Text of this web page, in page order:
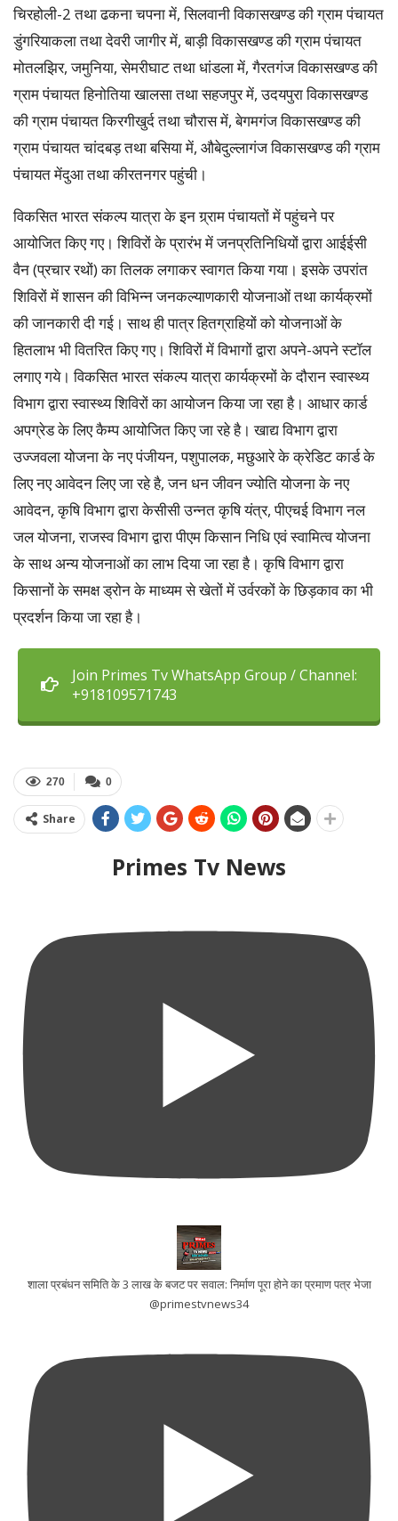
चिरहोली-2 तथा ढकना चपना में, सिलवानी विकासखण्ड की ग्राम पंचायत
डुंगरियाकला तथा देवरी जागीर में, बाड़ी विकासखण्ड की ग्राम पंचायत
मोतलझिर, जमुनिया, सेमरीघाट तथा धांडला में, गैरतगंज विकासखण्ड की
ग्राम पंचायत हिनोतिया खालसा तथा सहजपुर में, उदयपुरा विकासखण्ड
की ग्राम पंचायत किरगीखुर्द तथा चौरास में, बेगमगंज विकासखण्ड की
ग्राम पंचायत चांदबड़ तथा बसिया में, औबेदुल्लागंज विकासखण्ड की ग्राम
पंचायत मेंदुआ तथा कीरतनगर पहुंची।
विकसित भारत संकल्प यात्रा के इन ग्र्राम पंचायतों में पहुंचने पर
आयोजित किए गए। शिविरों के प्रारंभ में जनप्रतिनिधियों द्वारा आईईसी
वैन (प्रचार रथों) का तिलक लगाकर स्वागत किया गया। इसके उपरांत
शिविरों में शासन की विभिन्न जनकल्याणकारी योजनाओं तथा कार्यक्रमों
की जानकारी दी गई। साथ ही पात्र हितग्राहियों को योजनाओं के
हितलाभ भी वितरित किए गए। शिविरों में विभागों द्वारा अपने-अपने स्टॉल
लगाए गये। विकसित भारत संकल्प यात्रा कार्यक्रमों के दौरान स्वास्थ्य
विभाग द्वारा स्वास्थ्य शिविरों का आयोजन किया जा रहा है। आधार कार्ड
अपग्रेड के लिए कैम्प आयोजित किए जा रहे है। खाद्य विभाग द्वारा
उज्जवला योजना के नए पंजीयन, पशुपालक, मछुआरे के क्रेडिट कार्ड के
लिए नए आवेदन लिए जा रहे है, जन धन जीवन ज्योति योजना के नए
आवेदन, कृषि विभाग द्वारा केसीसी उन्नत कृषि यंत्र, पीएचई विभाग नल
जल योजना, राजस्व विभाग द्वारा पीएम किसान निधि एवं स्वामित्व योजना
के साथ अन्य योजनाओं का लाभ दिया जा रहा है। कृषि विभाग द्वारा
किसानों के समक्ष ड्रोन के माध्यम से खेतों में उर्वरकों के छिड़काव का भी
प्रदर्शन किया जा रहा है।
Join Primes Tv WhatsApp Group / Channel:
+918109571743
0
270
Share
Primes Tv News
शाला प्रबंधन समिति के 3 लाख के बजट पर सवाल: निर्माण पूरा होने का प्रमाण पत्र भेजा
@primestvnews34